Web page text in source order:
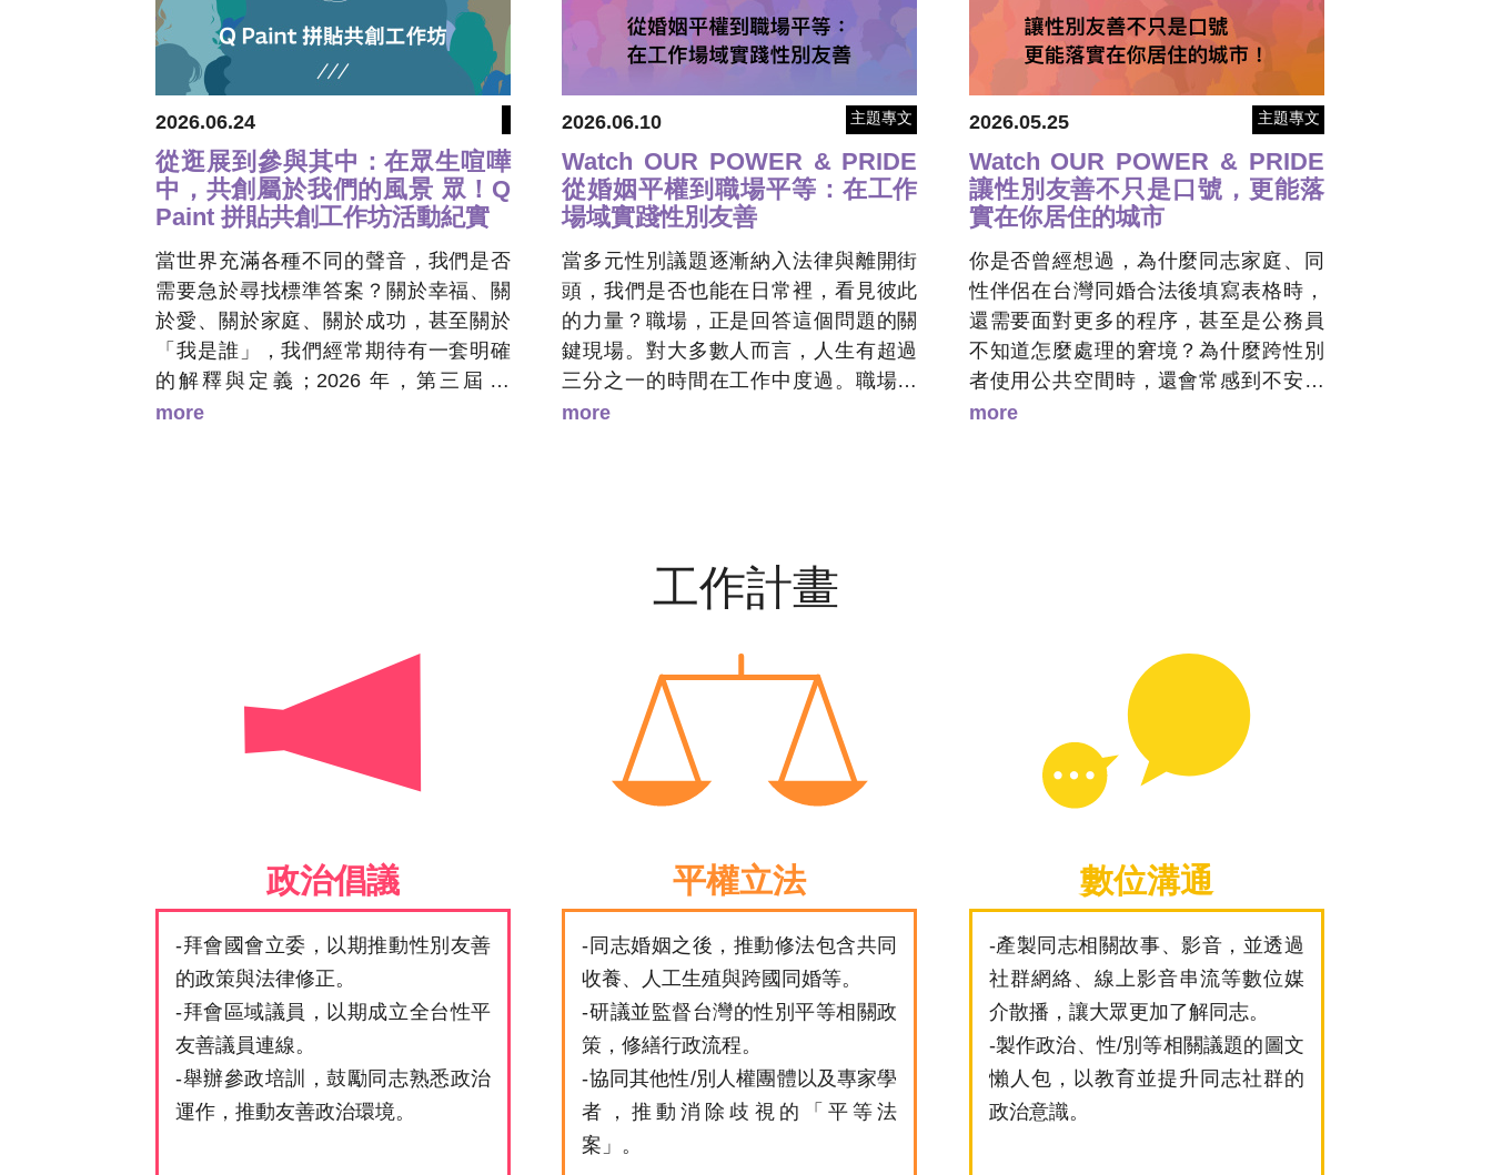
2026.06.24
從逛展到參與其中：在眾生喧嘩
中，共創屬於我們的風景 眾！Q
Paint 拼貼共創工作坊活動紀實
當世界充滿各種不同的聲音，我們是否
需要急於尋找標準答案？關於幸福、關
於愛、關於家庭、關於成功，甚至關於
「我是誰」，我們經常期待有一套明確
的解釋與定義；2026 年，第三屆 Q
POWER 以「Embrace All 擁抱眾生喧
more
2026.06.10 主題專文
Watch OUR POWER & PRIDE
從婚姻平權到職場平等：在工作
場域實踐性別友善
當多元性別議題逐漸納入法律與離開街
頭，我們是否也能在日常裡，看見彼此
的力量？職場，正是回答這個問題的關
鍵現場。對大多數人而言，人生有超過
三分之一的時間在工作中度過。職場不
只是領薪水的地方，更是一個人能否自
能談論伴侶」、「會不會影響升遷」等
more
2026.05.25 主題專文
Watch OUR POWER & PRIDE
讓性別友善不只是口號，更能落
實在你居住的城市
你是否曾經想過，為什麼同志家庭、同
性伴侶在台灣同婚合法後填寫表格時，
還需要面對更多的程序，甚至是公務員
不知道怎麼處理的窘境？為什麼跨性別
者使用公共空間時，還會常感到不安與
不被理解？為什麼月經平權、校園服儀
more
工作計畫
政治倡議
-拜會國會立委，以期推動性別友善
的政策與法律修正。
-拜會區域議員，以期成立全台性平
友善議員連線。
-舉辦參政培訓，鼓勵同志熟悉政治
運作，推動友善政治環境。
平權立法
-同志婚姻之後，推動修法包含共同
收養、人工生殖與跨國同婚等。
-研議並監督台灣的性別平等相關政
策，修繕行政流程。
-協同其他性/別人權團體以及專家學
者，推動消除歧視的「平等法
案」。
數位溝通
-產製同志相關故事、影音，並透過
社群網絡、線上影音串流等數位媒
介散播，讓大眾更加了解同志。
-製作政治、性/別等相關議題的圖文
懶人包，以教育並提升同志社群的
政治意識。